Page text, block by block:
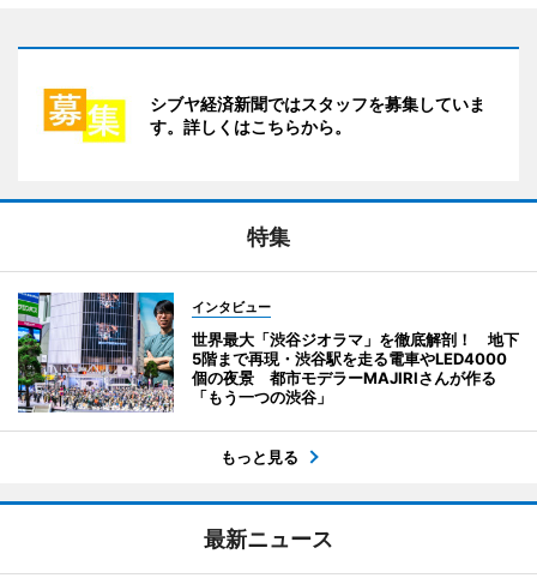
シブヤ経済新聞ではスタッフを募集していま
す。詳しくはこちらから。
特集
インタビュー
世界最大「渋谷ジオラマ」を徹底解剖！ 地下
5階まで再現・渋谷駅を走る電車やLED4000
個の夜景 都市モデラーMAJIRIさんが作る
「もう一つの渋谷」
もっと見る
最新ニュース